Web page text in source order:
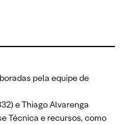
pela equipe de
e Thiago Alvarenga
Técnica e recursos, como